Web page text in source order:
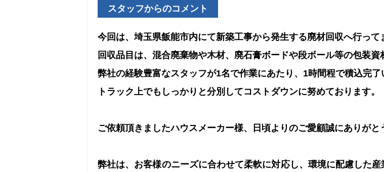
スタッフからのコメント
今回は、埼玉県飯能市内にて新築工事から発生する廃材回収へ行って
回収品目は、混合廃棄物や木材、廃石膏ボードや段ボール等の包装資
弊社の経験豊富なスタッフが1名で作業にあたり、1時間程で積込完了
トラック上でもしっかりと分別してコストダウンに努めております。
ご依頼頂きましたハウスメーカー様、日頃よりのご愛顧誠にありがと
弊社は、お客様のニーズに合わせて柔軟に対応し、環境に配慮した